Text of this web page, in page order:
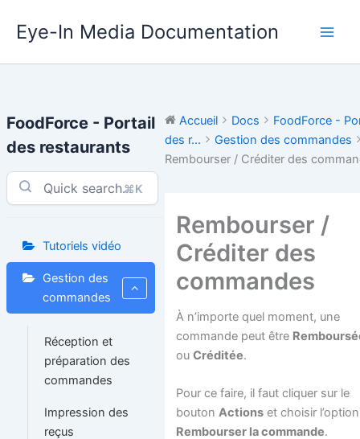
contenu
Eye-In Media Documentation
FoodForce - Portail
des restaurants
⌘K
Tutoriels vidéo
Gestion des
commandes
Réception et
préparation des
commandes
Impression des
reçus
Accueil Docs
FoodForce -
des r...
Gestion des commandes
Rembourser / Créditer des
Rembourser /
Créditer des
commandes
À n’importe quel moment, une
commande peut être
ouCréditée.
Pour ce faire, il faut cliquer sur le
boutonActions et choisir l’option
Rembourser la commande.